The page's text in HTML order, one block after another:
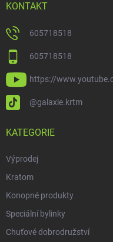
KONTAKT
605718518
605718518
https://
@galaxie.krtm
KATEGORIE
Výprodej
Kratom
Konopné produkty
Speciální bylinky
Chuťové dobrodružství